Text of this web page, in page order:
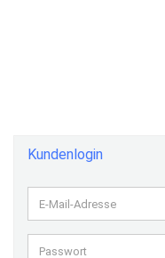
Kundenlogin
E-
Mail-
Adresse
Passwort